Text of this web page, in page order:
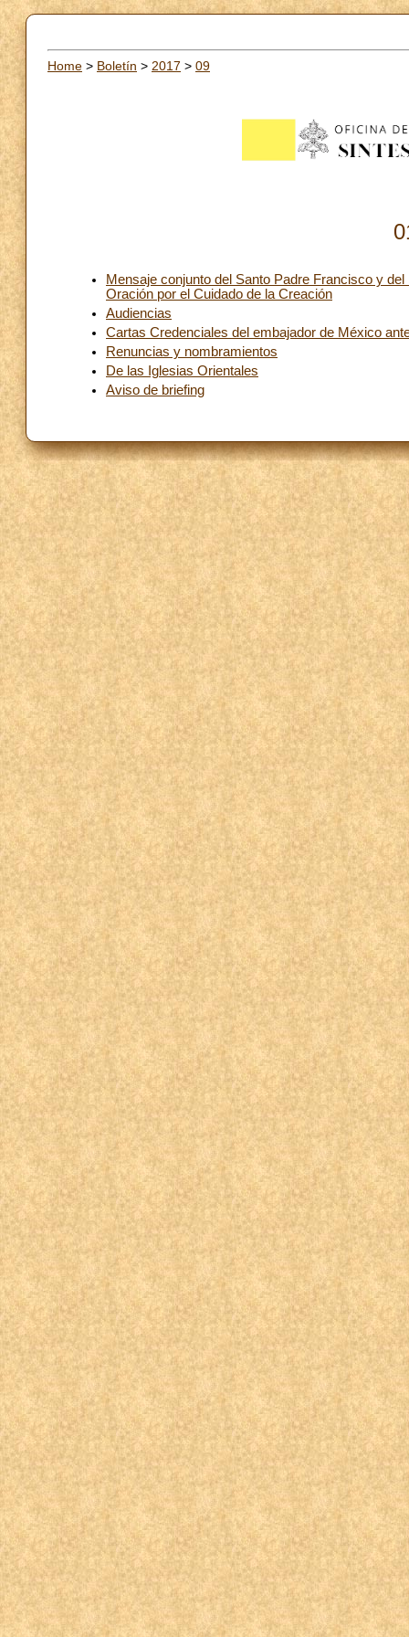
Home > Boletín > 2017 > 09
Mensaje conjunto del Santo Padre Francisco y
Oración por el Cuidado de la Creación
Audiencias
Cartas Credenciales del embajador de México
Renuncias y nombramientos
De las Iglesias Orientales
Aviso de briefing